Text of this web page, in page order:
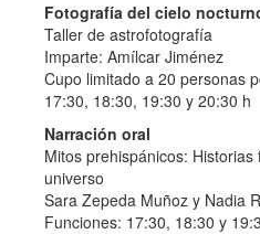
Fotografía del cielo
Taller de astrofotografía
Imparte: Amílcar Jiménez
Cupo limitado a 20 personas
17:30, 18:30, 19:30 y 20:30 h
Narración oral
Mitos prehispánicos:
universo
Sara Zepeda Muñoz y Nadia
Funciones: 17:30, 18:30 y